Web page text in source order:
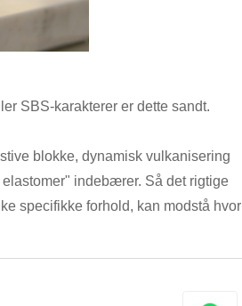
SBS-karakterer er dette sandt.
blokke, dynamisk vulkanisering
indebærer. Så det rigtige
specifikke forhold, kan modstå hvor